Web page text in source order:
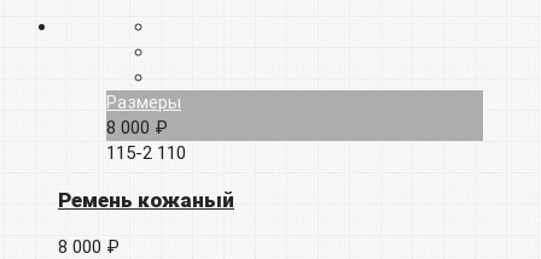
Размеры
8 000 ₽
115-2 110
Ремень кожаный
8 000 ₽